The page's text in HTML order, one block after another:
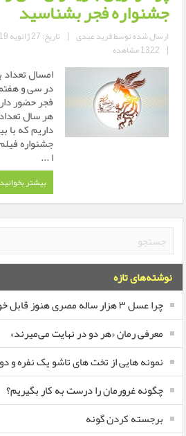
جشنواره فجر بشناسید
ارسال شده توسطفرید عبدی | تاریخ: 27 ژانویه 2019
| 1322 مشاهده
امسال تعداد
در سی و
فجر حضور
هر سال
داریم که با
جشنواره
ا ...
بیشتر بخوانید
نوشته‌های تازه
چرا عسل ۳ هزار ساله‌ مصری هنوز قابل خوردن است؟
معرفی رمان «هر دو در نهایت می‌میرند»
نمونه هایی از تخت های تاشو یک نفره و
چگونه غرورمان را درست به کار بگیریم؟
برجسته کردن گونه